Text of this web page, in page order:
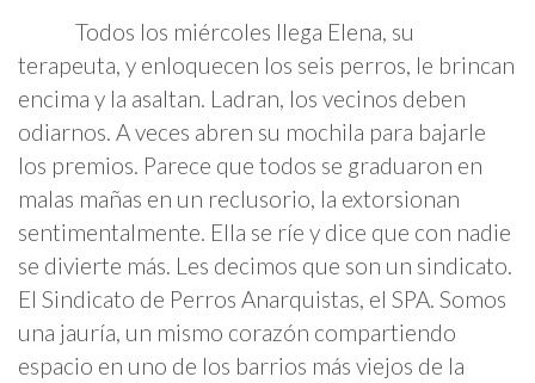
Todos los miércoles llega Elena, su
terapeuta, y enloquecen los seis perros, le brincan
encima y la asaltan. Ladran, los vecinos deben
odiarnos. A veces abren su mochila para bajarle
los premios. Parece que todos se graduaron en
malas mañas en un reclusorio, la extorsionan
sentimentalmente. Ella se ríe y dice que con nadie
se divierte más. Les decimos que son un sindicato.
El Sindicato de Perros Anarquistas, el SPA. Somos
una jauría, un mismo corazón compartiendo
espacio en uno de los barrios más viejos de la